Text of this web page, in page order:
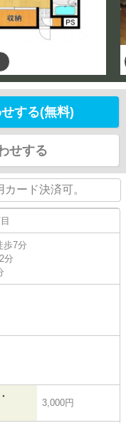
する(無料)
せする
ード決済可。
歩7分
分
3,000円